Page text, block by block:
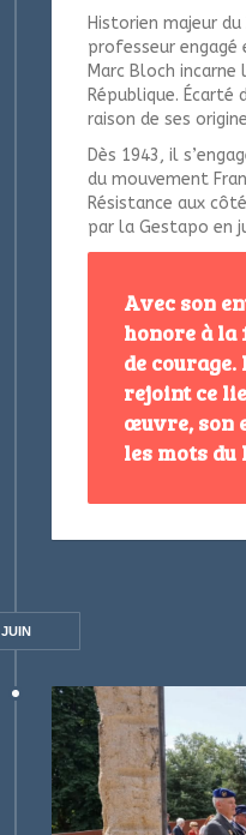
Historien majeur
professeur
Marc Bloch
République. Écarté
raison de ses
Dès 1943, il
du mouvement
Résistance aux
par la Gestapo en
Avec son
honore à la
de
rejoint ce
œuvre, son
les mots du
JUIN